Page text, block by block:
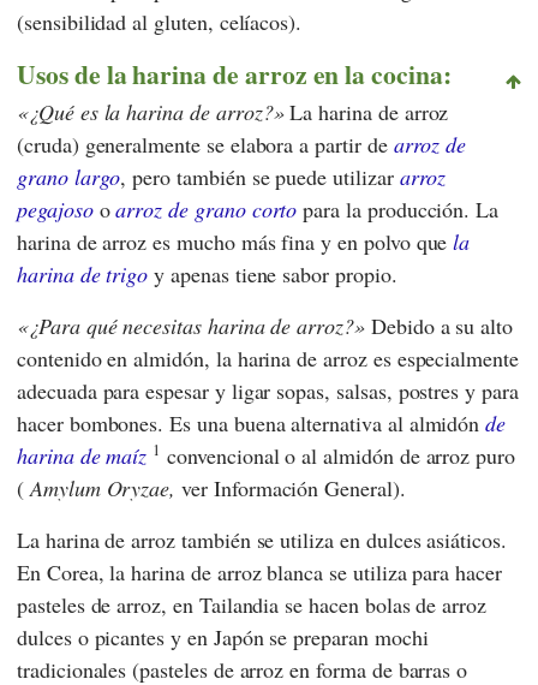
(sensibilidad al gluten, celíacos).
Usos de la harina de arroz en la cocina:
¿Qué es la harina de arroz? La harina de arroz
(cruda) generalmente se elabora a partir de arroz de
grano largo, pero también se puede utilizar arroz
pegajosooarroz de grano corto para la producción. La
harina de arroz es mucho más fina y en polvo quela
harina de trigo y apenas tiene sabor propio.
¿Para qué necesitas harina de arroz? Debido a su alto
contenido en almidón, la harina de arroz es especialmente
adecuada para espesar y ligar sopas, salsas, postres y para
hacer bombones. Es una buena alternativa al almidónde
harina de maíz 1 convencional o al almidón de arroz puro
(Amylum Oryzae, ver Información General).
La harina de arroz también se utiliza en dulces asiáticos.
En Corea, la harina de arroz blanca se utiliza para hacer
pasteles de arroz, en Tailandia se hacen bolas de arroz
dulces o picantes y en Japón se preparan mochi
tradicionales (pasteles de arroz en forma de barras o